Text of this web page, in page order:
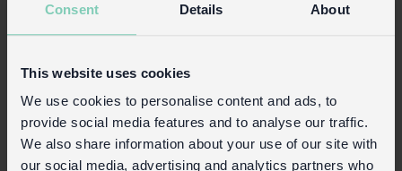
Consent Details About
This website uses cookies
We use cookies to personalise content and ads, to
provide social media features and to analyse our traffic.
We also share information about your use of our site with
our social media, advertising and analytics partners who
Mobiler Koffergrill - Dunkelgrün